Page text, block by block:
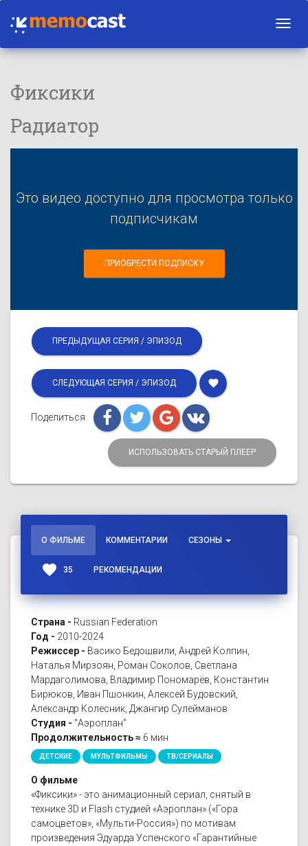
Фиксики
Радиатор
Это видео доступно для просмотра только
подписчикам
ПРИОБРЕСТИ ПОДПИСКУ
ПРЕДЫДУЩАЯ СЕРИЯ / ЭПИЗОД
СЛЕДУЮЩАЯ СЕРИЯ / ЭПИЗОД favorite
Поделиться
ИСПОЛЬЗОВАТЬ СТАРЫЙ ПЛЕЕР
О ФИЛЬМЕ КОММЕНТАРИИ СЕЗОНЫ
favorite 35 РЕКОМЕНДАЦИИ
Страна - Russian Federation
Год - 2010-2024
Режиссер - Васико Бедошвили, Андрей Колпин,
Наталья Мирзоян, Роман Соколов, Светлана
Мардаголимова, Владимир Пономарёв, Константин
Бирюков, Иван Пшонкин, Алексей Будовский,
Александр Колесник, Джангир Сулейманов
Студия - "Аэроплан"
Продолжительность ≈ 6 мин
ДЕТСКИЕ МУЛЬТФИЛЬМЫ ТВ/СЕРИАЛЫ
О фильме
«Фиксики» - это анимационный сериал, снятый в
технике 3D и Flash студией «Аэроплан» («Гора
самоцветов», «Мульти-Россия») по мотивам
произведения Эдуарда Успенского «Гарантийные